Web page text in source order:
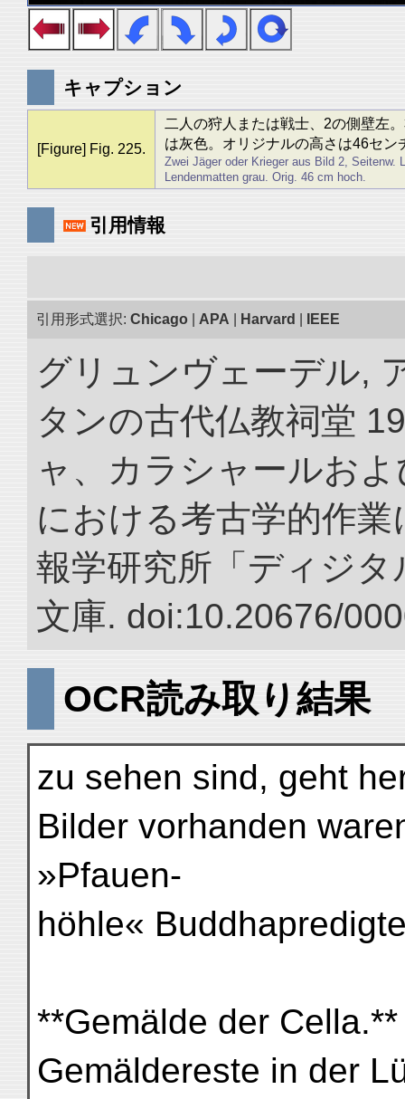
キャプション
[Figure] Fig. 225.
二人の狩人または戦士、2の側壁左
は灰色。オリジナルの高さは46セン
Zwei Jäger oder Krieger aus Bild 2,
Lendenmatten grau. Orig. 46 cm hoch.
引用情報
引用形式選択: Chicago APA Harvard IEEE
グリュンヴェーデル,
タンの古代仏教祠堂
ャ、カラシャールお
における考古学的作
報学研究所「ディジ
文庫. doi:10.20676/
OCR読み取り結果
zu sehen sind, geht
Bilder vorhanden
»Pfauen-
höhle«
**Gemälde der
Gemäldereste in der